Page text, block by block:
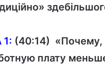
1: (40:14) «Почему,
плату